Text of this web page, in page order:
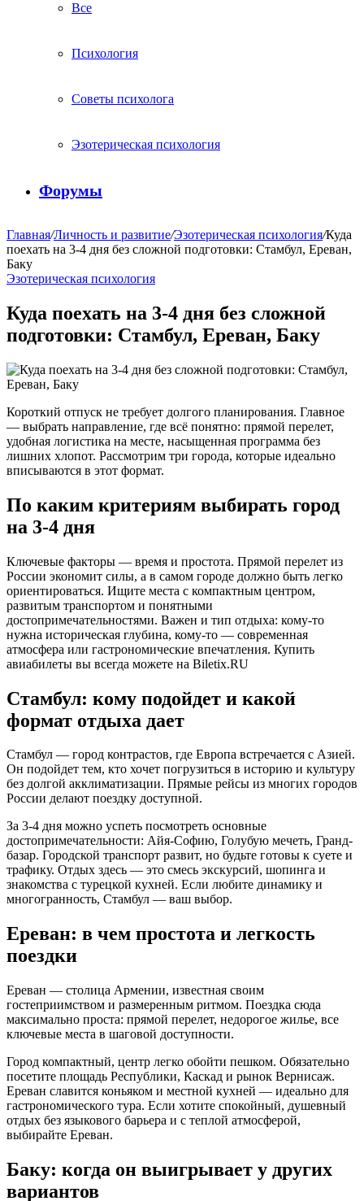
Все
Психология
Советы психолога
Эзотерическая психология
Форумы
Главная/Личность и развитие/Эзотерическая психология/Куда
поехать на 3-4 дня без сложной подготовки: Стамбул, Ереван,
Баку
Эзотерическая психология
Куда поехать на 3-4 дня без сложной
подготовки: Стамбул, Ереван, Баку
Короткий отпуск не требует долгого планирования. Главное
— выбрать направление, где всё понятно: прямой перелет,
удобная логистика на месте, насыщенная программа без
лишних хлопот. Рассмотрим три города, которые идеально
вписываются в этот формат.
По каким критериям выбирать город
на 3-4 дня
Ключевые факторы — время и простота. Прямой перелет из
России экономит силы, а в самом городе должно быть легко
ориентироваться. Ищите места с компактным центром,
развитым транспортом и понятными
достопримечательностями. Важен и тип отдыха: кому-то
нужна историческая глубина, кому-то — современная
атмосфера или гастрономические впечатления. Купить
авиабилеты вы всегда можете на Biletix.RU
Стамбул: кому подойдет и какой
формат отдыха дает
Стамбул — город контрастов, где Европа встречается с Азией.
Он подойдет тем, кто хочет погрузиться в историю и культуру
без долгой акклиматизации. Прямые рейсы из многих городов
России делают поездку доступной.
За 3-4 дня можно успеть посмотреть основные
достопримечательности: Айя-Софию, Голубую мечеть, Гранд-
базар. Городской транспорт развит, но будьте готовы к суете и
трафику. Отдых здесь — это смесь экскурсий, шопинга и
знакомства с турецкой кухней. Если любите динамику и
многогранность, Стамбул — ваш выбор.
Ереван: в чем простота и легкость
поездки
Ереван — столица Армении, известная своим
гостеприимством и размеренным ритмом. Поездка сюда
максимально проста: прямой перелет, недорогое жилье, все
ключевые места в шаговой доступности.
Город компактный, центр легко обойти пешком. Обязательно
посетите площадь Республики, Каскад и рынок Вернисаж.
Ереван славится коньяком и местной кухней — идеально для
гастрономического тура. Если хотите спокойный, душевный
отдых без языкового барьера и с теплой атмосферой,
выбирайте Ереван.
Баку: когда он выигрывает у других
вариантов